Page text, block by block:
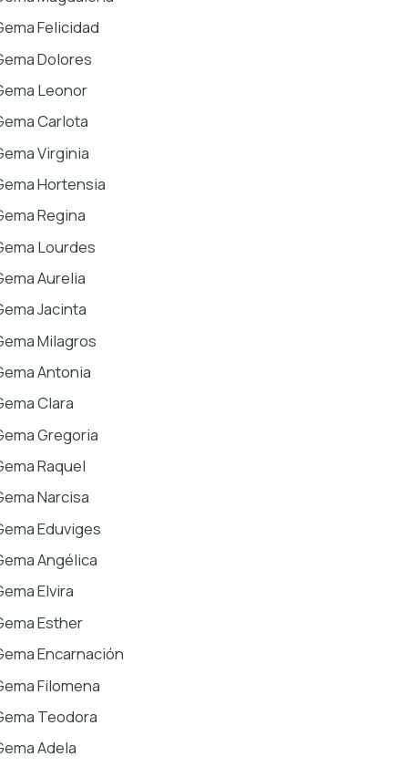
Felicidad
Dolores
Leonor
Carlota
Virginia
Hortensia
Regina
Lourdes
Aurelia
Jacinta
Milagros
Antonia
Clara
Gregoria
Raquel
Narcisa
Eduviges
Angélica
Elvira
Esther
Encarnación
Filomena
Teodora
Adela